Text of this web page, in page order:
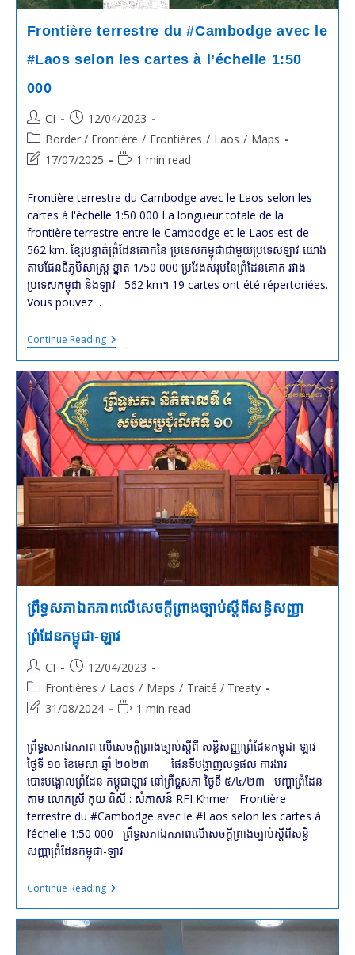
Frontière terrestre du #Cambodge avec le
#Laos selon les cartes à l’échelle 1:50
000
Post
author:
CI
Post
published:
12/04/2023
Post
category:
Border / Frontière / Frontières / Laos / Maps
Post
modified:
17/07/2025
Reading1 min read
Frontière terrestre du Cambodge avec le Laos selon les
cartes à l'échelle 1:50 000 La longueur totale de la
frontière terrestre entre le Cambodge et le Laos est de
562 km. ខ្សែបន្ទាត់ព្រំដែនគោកនៃ ប្រទេសកម្ពុជាជាមួយប្រទេសឡាវ យោង
តាមផែនទីភូមិសាស្ត្រ ខ្នាត 1/50 000 ប្រវែងសរុបនៃព្រំដែនគោក រវាង
ប្រទេសកម្ពុជា និងឡាវ : 562 km។ 19 cartes ont été répertoriées.
Vous pouvez…
Continue ReadingFrontière
Terrestre
Du
#Cambodge
Avec
Le
#Laos
Selon
Les
Cartes
À
L’échelle
1:50
ព្រឹទ្ធសភា​ឯកភាព​លើ​សេចក្ដីព្រាងច្បាប់​ស្ដីពី​សន្ធិសញ្ញា​
ព្រំដែន​កម្ពុជា​-​ឡាវ
Post
author:
CI
Post
published:
12/04/2023
Post
category:
Frontières / Laos / Maps / Traité / Treaty
Post
modified:
31/08/2024
Reading1 min read
ព្រឹទ្ធសភា​ឯកភាព​ លើ​សេចក្ដីព្រាងច្បាប់​ស្ដីពី​ សន្ធិសញ្ញា​ព្រំដែន​កម្ពុជា​-​ឡាវ
ថ្ងៃទី ១០ ខែមេសា ឆ្នាំ ២០២៣ ផែនទីបង្ហាញលទ្ធផល ការងារ
បោះបង្គោលព្រំដែន កម្ពុជាឡាវ នៅព្រឹទ្ឋសភា ថ្ងៃទី ៥/៤/២៣ បញ្ហាព្រំដែន
តាម លោកស្រី កុយ ពិសី : សំភាសន៍ RFI Khmer Frontière
terrestre du #Cambodge avec le #Laos selon les cartes à
l’échelle 1:50 000 ព្រឹទ្ធសភា​ឯកភាព​លើ​សេចក្ដីព្រាងច្បាប់​ស្ដីពី​សន្ធិ
សញ្ញា​ព្រំដែន​កម្ពុជា​-​ឡាវ​
Continue Readingព្រឹទ្ធសភា​
ឯកភាព​
លើ​
សេចក្ដី